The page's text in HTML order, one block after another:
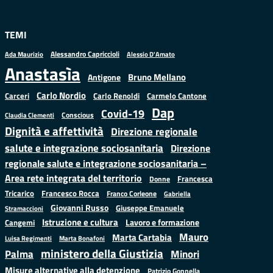
TEMI
Ada Maurizio Alessandro Capriccioli Alessio D'Amato
Anastasìa Antigone Bruno Mellano
Carceri Carlo Nordio Carlo Renoldi Carmelo Cantone
Claudia Clementi Conscious Covid-19 Dap
Dignità e affettività Direzione regionale
salute e integrazione sociosanitaria Direzione
regionale salute e integrazione sociosanitaria –
Area rete integrata del territorio
Donne
Francesca
Tricarico
Francesco Rocca Franco Corleone
Gabriella
Stramaccioni
Giovanni Russo Giuseppe Emanuele
Cangemi
Istruzione e cultura Lavoro e formazione
Luisa Regimenti Marta Bonafoni Marta Cartabia Mauro
Palma ministero della Giustizia Minori
Misure alternative alla detenzione